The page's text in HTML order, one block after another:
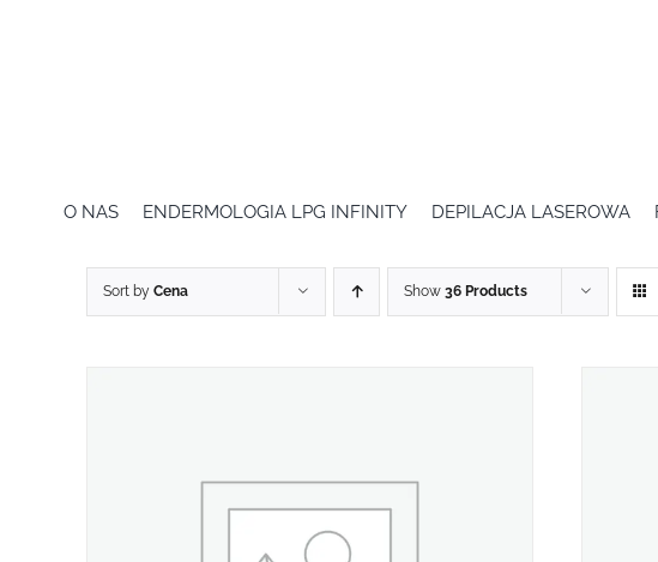
O NAS ENDERMOLOGIA LPG INFINITY DEPILACJA LASEROWA
Sort by Cena Show 36 Products